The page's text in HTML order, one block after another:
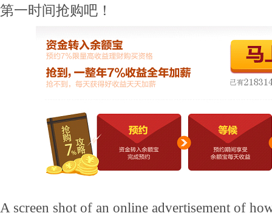
第一时间抢购吧！
A screen shot of an online advertisement of